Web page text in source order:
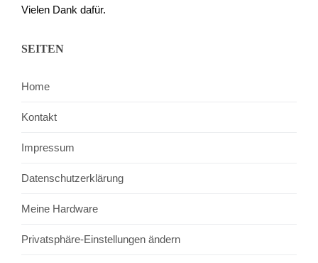
Vielen Dank dafür.
SEITEN
Home
Kontakt
Impressum
Datenschutzerklärung
Meine Hardware
Privatsphäre-Einstellungen ändern